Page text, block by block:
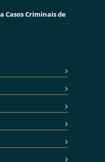
Casos Criminais de